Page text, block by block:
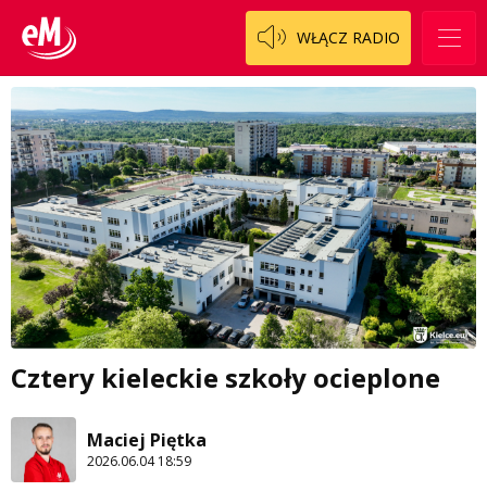
WŁĄCZ RADIO
Cztery kieleckie szkoły ocieplone
Maciej Piętka
2026.06.04 18:59